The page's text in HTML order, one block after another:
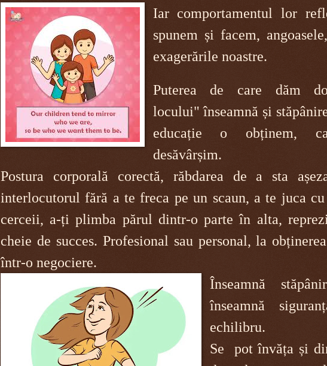
Iar comportamentul lor
spunem și facem,
exagerările noastre.
Puterea de care dăm
locului" înseamnă și
educație o obținem,
desăvârșim.
Postura corporală corectă, răbdarea de a sta
interlocutorul fără a te freca pe un scaun, a te juca
cerceii, a-ți plimba părul dintr-o parte în alta,
cheie de succes. Profesional sau personal, la
într-o negociere.
Înseamnă
înseamnă
echilibru.
Se pot învăța și